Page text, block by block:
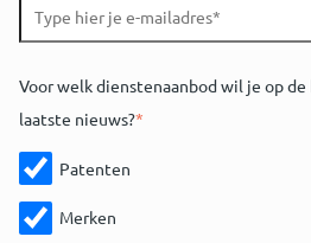
Voor welk dienstenaanbod wil je op
laatste nieuws?*
Patenten
Merken